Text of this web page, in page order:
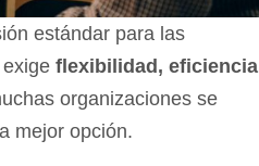
estándar para las
flexibilidad, eficiencia
organizaciones se
mejor opción.